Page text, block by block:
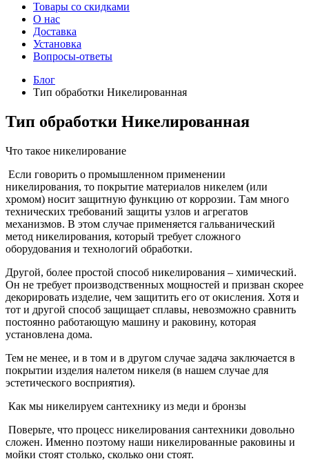
Товары со скидками
О нас
Доставка
Установка
Вопросы-ответы
Блог
Тип обработки Никелированная
Тип обработки Никелированная
Что такое никелирование
Если говорить о промышленном применении
никелирования, то покрытие материалов никелем (или
хромом) носит защитную функцию от коррозии. Там много
технических требований защиты узлов и агрегатов
механизмов. В этом случае применяется гальванический
метод никелирования, который требует сложного
оборудования и технологий обработки.
Другой, более простой способ никелирования – химический.
Он не требует производственных мощностей и призван скорее
декорировать изделие, чем защитить его от окисления. Хотя и
тот и другой способ защищает сплавы, невозможно сравнить
постоянно работающую машину и раковину, которая
установлена дома.
Тем не менее, и в том и в другом случае задача заключается в
покрытии изделия налетом никеля (в нашем случае для
эстетического восприятия).
Как мы никелируем сантехнику из меди и бронзы
Поверьте, что процесс никелирования сантехники довольно
сложен. Именно поэтому наши никелированные раковины и
мойки стоят столько, сколько они стоят.